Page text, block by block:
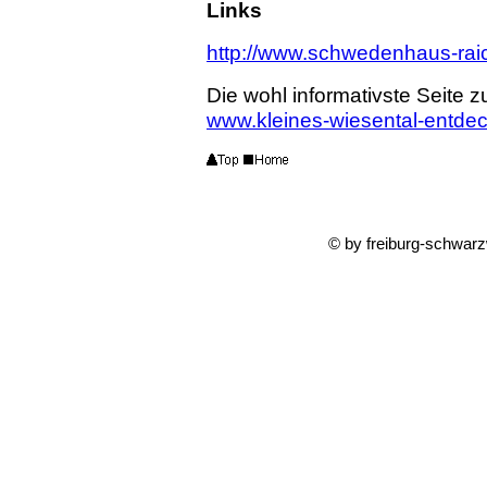
Links
http://www.schwedenhaus-
Die wohl informativste Seite
www.kleines-wiesental-
© by freiburg-